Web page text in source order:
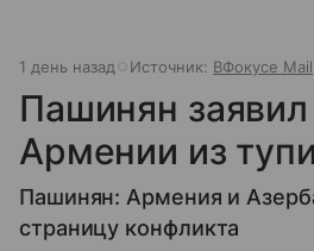
1 день назад Источник: ВФокусе Mail
Пашинян
Армении из
Пашинян: Армения и
страницу конфликта